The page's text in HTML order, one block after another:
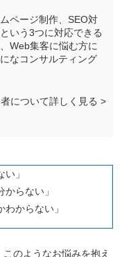
ページ制作、SEO対
いう3つに対応できる
Web集客に悩む方に
なコンサルティング
について詳しく見る >
」
からない」
わからない」
のようなお悩みを抱え